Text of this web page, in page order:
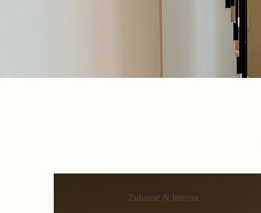
Zuhause & Interior